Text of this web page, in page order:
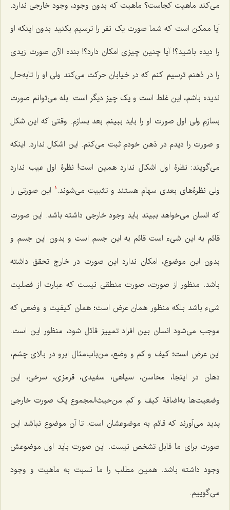
می‌کند ماهیت کجاست؟ ماهیت که بدون وجود، وجود خارجی ندارد.
آیا ممکن است که شما صورت یک نفر را ترسیم بکنید بدون اینکه او
را دیده باشید؟! آیا چنین چیزی امکان دارد؟! بنده الآن صورت زیدی
را در ذهنم ترسیم کنم که در خیابان حرکت می‌کند ولی او را تابه‌حال
ندیده باشم، این غلط است و یک چیز دیگر است. بله می‌توانم صورت
بسازم ولی اول صورت او را باید ببینم بعد بسازم. وقتی که این شکل
و صورت را دیدم در ذهن خودم ثبت می‌کنم. این اشکال ندارد. اینکه
می‌گویند: نظرۀ اول اشکال ندارد همین است! نظرۀ اول عیب ندارد
ولی نظرۀ‌های بعدی‌ سهام هستند و تثبیت می‌شوند. 1
این صورتی را
که انسان می‌خواهد ببیند باید وجود خارجی داشته باشد. این صورت
قائم به این شیء است قائم به این جسم است و بدون این جسم و
بدون این موضوع، امکان ندارد این صورت در خارج تحقق داشته
باشد. منظور از صورت، صورت منطقی نیست که عبارت از فصلیت
شیء باشد بلکه منظور همان عرض است؛ همان کیفیت و وضعی که
موجب می‌شود انسان بین افراد تمییز قائل شود، منظور این است.
این عرض است؛ کیف و کم و وضع، من‌باب‌مثال ابرو در بالای چشم،
دهان در اینجا، محاسن، سیاهی، سفیدی، قرمزی، سرخی، این
وضعیت‌ها به‌اضافۀ کیف و کم من‌حیث‌المجموع یک صورت خارجی
پدید می‌آورند که قائم به موضوعشان است. تا آن موضوع نباشد این
صورت برای ما قابل تشخص نیست. این صورت باید اول موضوعش
وجود داشته باشد. همین مطلب را ما نسبت به ماهیت و وجود
می‌گوییم.